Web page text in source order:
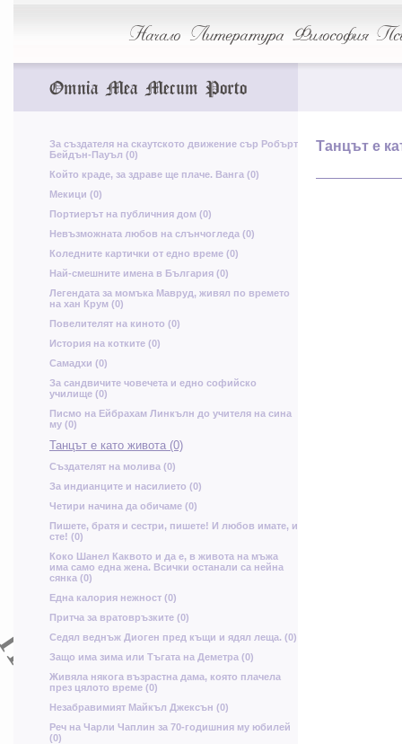
Ж
С
Щ
ъ
Е
Т
Ч
з
ш
в
Т
ц
Т
С
ф
Н
Ч
ч ъ
И
ж
И
Л
у
Начало Литература Философия
Omnia Mea Mecum Porto
За създателя на скаутското движение сър Робърт
Бейдън-Пауъл (0)
Който краде, за здраве ще плаче. Ванга (0)
Мекици (0)
Портиерът на публичния дом (0)
Невъзможната любов на слънчогледа (0)
Коледните картички от едно време (0)
Най-смешните имена в България (0)
Легендата за момъка Мавруд, живял по времето
на хан Крум (0)
Повелителят на киното (0)
История на котките (0)
Самадхи (0)
За сандвичите човечета и едно софийско
училище (0)
Писмо на Ейбрахам Линкълн до учителя на сина
му (0)
Танцът е като живота (0)
Създателят на молива (0)
За индианците и насилието (0)
Четири начина да обичаме (0)
Пишете, братя и сестри, пишете! И любов имате, и
сте! (0)
Коко Шанел Каквото и да е, в живота на мъжа
има само една жена. Всички останали са нейна
сянка (0)
Една калория нежност (0)
Притча за вратовръзките (0)
Седял веднъж Диоген пред къщи и ядял леща. (0)
Защо има зима или Тъгата на Деметра (0)
Живяла някога възрастна дама, която плачела
през цялото време (0)
Незабравимият Майкъл Джексън (0)
Реч на Чарли Чаплин за 70-годишния му юбилей
(0)
Танцът е